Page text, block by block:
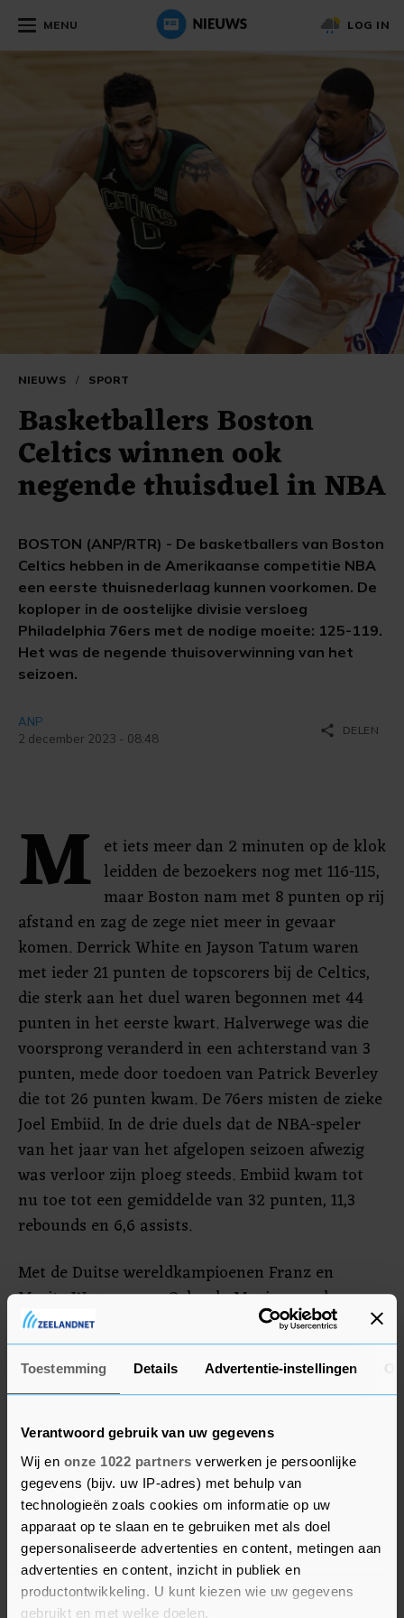
Toestemming Details Advertentie-instellingen
Verantwoord gebruik van uw gegevens
Wij en onze 1022 partners verwerken je persoonlijke
gegevens (bijv. uw IP-adres) met behulp van
technologieën zoals cookies om informatie op uw
apparaat op te slaan en te gebruiken met als doel
gepersonaliseerde advertenties en content, metingen aan
advertenties en content, inzicht in publiek en
productontwikkeling. U kunt kiezen wie uw gegevens
gebruikt en met welke doelen.
MENU LOG IN
NIEUWS / SPORT
Basketballers Boston
Celtics winnen ook
negende thuisduel in NBA
BOSTON (ANP/RTR) - De basketballers van Boston
Celtics hebben in de Amerikaanse competitie NBA
een eerste thuisnederlaag kunnen voorkomen. De
koploper in de oostelijke divisie versloeg
Philadelphia 76ers met de nodige moeite: 125-119.
Het was de negende thuisoverwinning van het
seizoen.
ANP
2 december 2023 - 08:48
share DELEN
M et iets meer dan 2 minuten op de klok
leidden de bezoekers nog met 116-115,
maar Boston nam met 8 punten op rij
afstand en zag de zege niet meer in gevaar
komen. Derrick White en Jayson Tatum waren
met ieder 21 punten de topscorers bij de Celtics,
die sterk aan het duel waren begonnen met 44
punten in het eerste kwart. Halverwege was die
voorsprong veranderd in een achterstand van 3
punten, mede door toedoen van Patrick Beverley
die tot 26 punten kwam. De 76ers misten de zieke
Joel Embiid. In de drie duels dat de NBA-speler
van het jaar van het afgelopen seizoen afwezig
was verloor zijn ploeg steeds. Embiid kwam tot
nu toe tot een gemiddelde van 32 punten, 11,3
rebounds en 6,6 assists.
Met de Duitse wereldkampioenen Franz en
Moritz Wagner won Orlando Magic voor de
negende keer op rij, een evenaring van het
clubrecord. Het duel met Washington Wizards
kende een eindstand van 130-125. Franz Wagner
was de topschutter met 31 punten. Orlando staat
inmiddels tweede in de oostelijke divisie.